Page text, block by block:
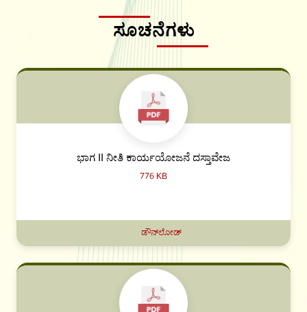
ಸೂಚನೆಗಳು
ಭಾಗ II ನೀತಿ ಕಾರ್ಯಯೋಜನೆ ದಸ್ತಾವೇಜ
776 KB
ಡೌನ್‌ಲೋಡ್